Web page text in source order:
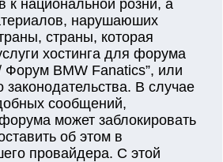
к национальной розни, а
нарушаюших
страны, которая
хостинга для форума
Форум BMW Fanatics”, или
В случае
сообщений,
может заблокировать
об этом в
провайдера. С этой